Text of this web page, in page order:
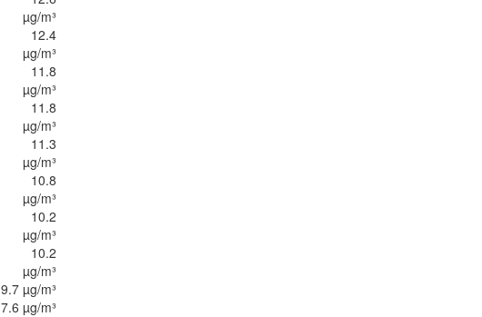
µg/m³
12.4
µg/m³
11.8
µg/m³
11.8
µg/m³
11.3
µg/m³
10.8
µg/m³
10.2
µg/m³
10.2
µg/m³
9.7 µg/m³
7.6 µg/m³